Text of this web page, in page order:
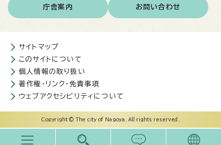
庁舎案内 お問い合わせ
サイトマップ
このサイトについて
個人情報の取り扱い
著作権・リンク・免責事項
ウェブアクセシビリティについて
Copyright © The city of Nagoya. All rights reserved.